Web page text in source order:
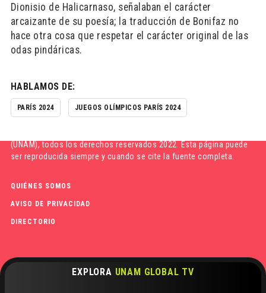
EXPLORA UNAM GLOBAL TV
Dionisio de Halicarnaso, señalaban el carácter
arcaizante de su poesía; la traducción de Bonifaz no
hace otra cosa que respetar el carácter original de las
odas pindáricas.
HABLAMOS DE:
PARÍS 2024 JUEGOS OLÍMPICOS PARÍS 2024
(UNAM), todos los derechos reservados 2022. Esta página puede
ser reproducida siempre y cuando se cite la fuente completa.
QUIÉNES SOMOS
AVISO DE PRIVACIDAD
DIRECTORIO